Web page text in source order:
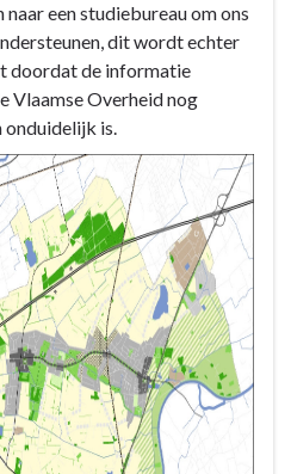
naar een studiebureau om ons
dit wordt echter
doordat de informatie
Vlaamse Overheid nog
onduidelijk is.